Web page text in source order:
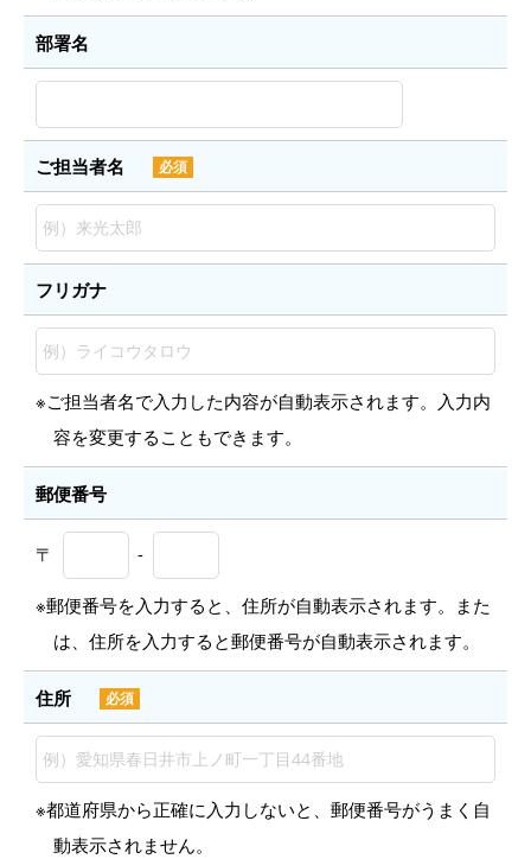
部署名
ご担当者名 必須
フリガナ
※ご担当者名で入力した内容が自動表示されます。入力内
容を変更することもできます。
郵便番号
〒 -
※郵便番号を入力すると、住所が自動表示されます。
また
は、住所を入力すると郵便番号が自動表示されます。
住所 必須
※都道府県から正確に入力しないと、郵便番号がうまく自
動表示されません。